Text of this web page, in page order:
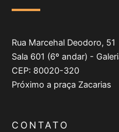
Rua Marcehal Deodoro, 51
Sala 601 (6º andar) -
CEP: 80020-320
Próximo a praça Zacarias
CONTATO